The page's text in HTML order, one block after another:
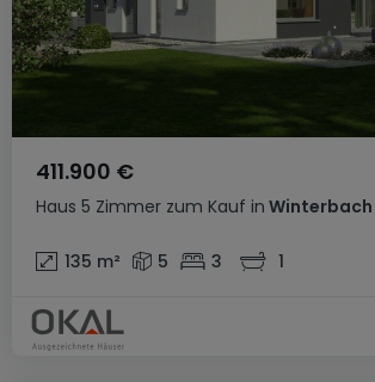
Haus 5 Zimmer zum Kauf in Winterbach
411.900 €
135 m² 5 3 1